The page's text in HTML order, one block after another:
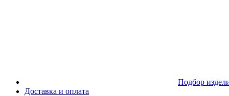
Подбор
Доставка и оплата